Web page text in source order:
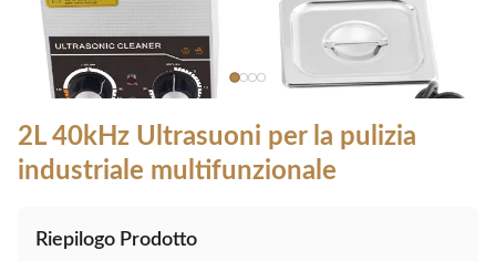
2L 40kHz Ultrasuoni per la pulizia
industriale multifunzionale
Riepilogo Prodotto